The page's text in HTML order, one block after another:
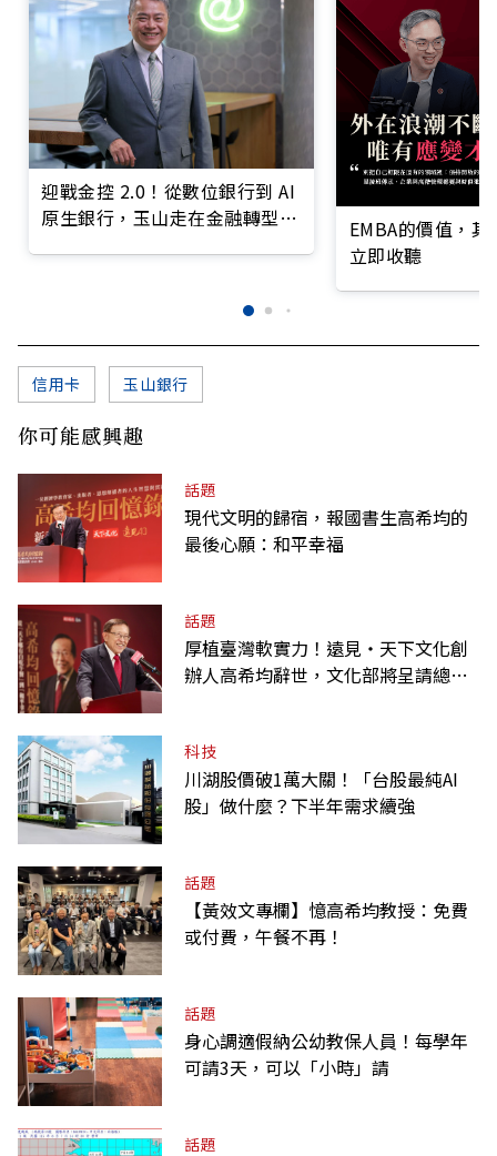
迎戰金控 2.0！從數位銀行到 AI
原生銀行，玉山走在金融轉型最
EMBA的價值，
立即收聽
信用卡 玉山銀行
你可能感興趣
話題
現代文明的歸宿，報國書生高希均的
最後心願：和平幸福
話題
厚植臺灣軟實力！遠見‧天下文化創
辦人高希均辭世，文化部將呈請總統
科技
川湖股價破1萬大關！「台股最純AI
股」做什麼？下半年需求續強
話題
【黃效文專欄】憶高希均教授：免費
或付費，午餐不再！
話題
身心調適假納公幼教保人員！每學年
可請3天，可以「小時」請
話題